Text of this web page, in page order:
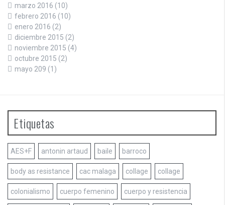
marzo 2016 (10)
febrero 2016 (10)
enero 2016 (2)
diciembre 2015 (2)
noviembre 2015 (4)
octubre 2015 (2)
mayo 209 (1)
Etiquetas
AES+F antonin artaud baile barroco
body as resistance cac malaga collage collage
colonialismo cuerpo femenino cuerpo y resistencia